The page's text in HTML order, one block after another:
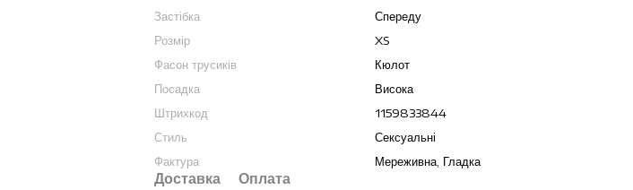
Застібка
Спереду
Розмір
XS
Фасон трусиків
Кюлот
Посадка
Висока
Штрихкод
1159833844
Стиль
Сексуальні
Фактура
Мереживна, Гладка
Доставка Оплата